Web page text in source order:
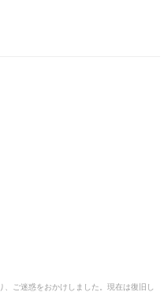
ご迷惑をおかけしました。現在は復旧し